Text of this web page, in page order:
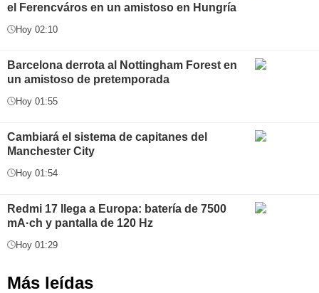
el Ferencváros en un amistoso en Hungría
Hoy 02:10
Barcelona derrota al Nottingham Forest en
un amistoso de pretemporada
Hoy 01:55
Cambiará el sistema de capitanes del
Manchester City
Hoy 01:54
Redmi 17 llega a Europa: batería de 7500
mA·ch y pantalla de 120 Hz
Hoy 01:29
Más leídas